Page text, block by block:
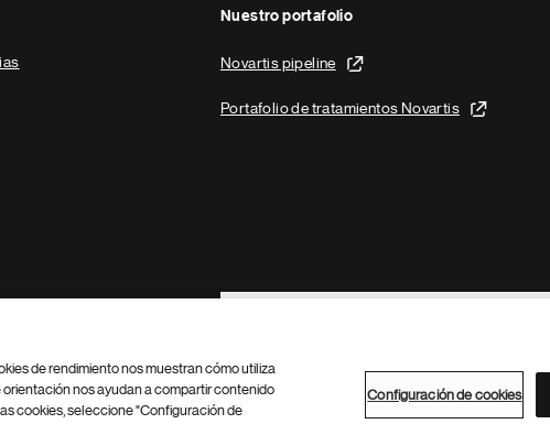
Nuestro portafolio
Novartis pipeline
Portafolio de tratamientos Novartis
Footer Site Search
de rendimiento nos muestran cómo utiliza
nos ayudan a compartir contenido
cookies, seleccione "Configuración de
Configuración de cookies